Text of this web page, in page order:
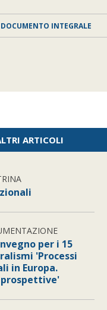
INTEGRALE
ARTICOLI
per i 15
'Processi
in Europa.